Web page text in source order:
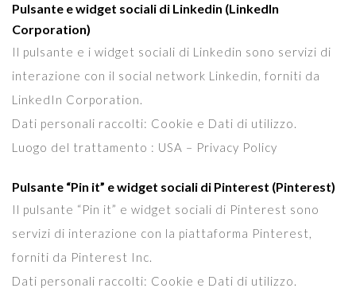
Pulsante e widget sociali di Linkedin (LinkedIn
Corporation)
Il pulsante e i widget sociali di Linkedin sono servizi di
interazione con il social network Linkedin, forniti da
LinkedIn Corporation.
Dati personali raccolti: Cookie e Dati di utilizzo.
Luogo del trattamento : USA – Privacy Policy
Pulsante “Pin it” e widget sociali di Pinterest (Pinterest)
Il pulsante “Pin it” e widget sociali di Pinterest sono
servizi di interazione con la piattaforma Pinterest,
forniti da Pinterest Inc.
Dati personali raccolti: Cookie e Dati di utilizzo.